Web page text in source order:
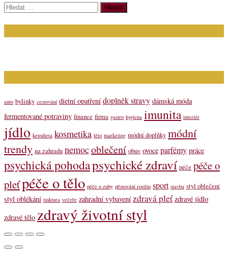
Vyhledávání
auto bylinky cestování dietní opatření doplněk stravy dámská móda
fermentované potraviny finance firma gastro hygiena imunita interiér
jídlo ketodieta kosmetika léto marketing módní doplňky módní
trendy na zahradu nemocoblečení obuv ovoce parfémy práce
psychická pohodapsychické zdraví péče péče o
pleťpéče o tělo péče o zuby pěstování rostlin sport stavba styl oblečení
styl oblékání tinktura večeře zahradní vybavení zdravá pleť zdravé jídlo
zdravé tělo zdravý životní styl